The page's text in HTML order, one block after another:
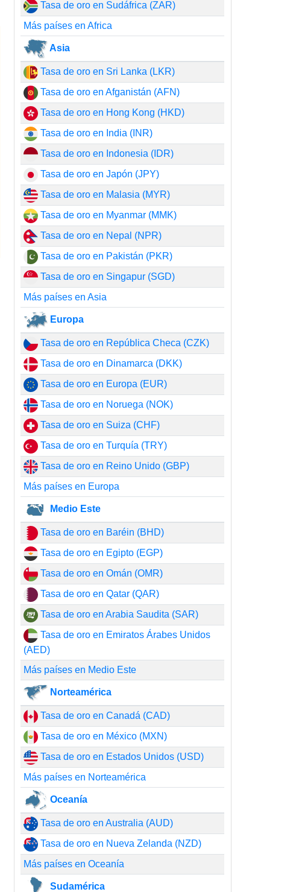
Tasa de oro en Sudáfrica (ZAR)
Más países en Africa
Asia
Tasa de oro en Sri Lanka (LKR)
Tasa de oro en Afganistán (AFN)
Tasa de oro en Hong Kong (HKD)
Tasa de oro en India (INR)
Tasa de oro en Indonesia (IDR)
Tasa de oro en Japón (JPY)
Tasa de oro en Malasia (MYR)
Tasa de oro en Myanmar (MMK)
Tasa de oro en Nepal (NPR)
Tasa de oro en Pakistán (PKR)
Tasa de oro en Singapur (SGD)
Más países en Asia
Europa
Tasa de oro en República Checa (CZK)
Tasa de oro en Dinamarca (DKK)
Tasa de oro en Europa (EUR)
Tasa de oro en Noruega (NOK)
Tasa de oro en Suiza (CHF)
Tasa de oro en Turquía (TRY)
Tasa de oro en Reino Unido (GBP)
Más países en Europa
Medio Este
Tasa de oro en Baréin (BHD)
Tasa de oro en Egipto (EGP)
Tasa de oro en Omán (OMR)
Tasa de oro en Qatar (QAR)
Tasa de oro en Arabia Saudita (SAR)
Tasa de oro en Emiratos Árabes Unidos
(AED)
Más países en Medio Este
Norteamérica
Tasa de oro en Canadá (CAD)
Tasa de oro en México (MXN)
Tasa de oro en Estados Unidos (USD)
Más países en Norteamérica
Oceanía
Tasa de oro en Australia (AUD)
Tasa de oro en Nueva Zelanda (NZD)
Más países en Oceanía
Sudamérica